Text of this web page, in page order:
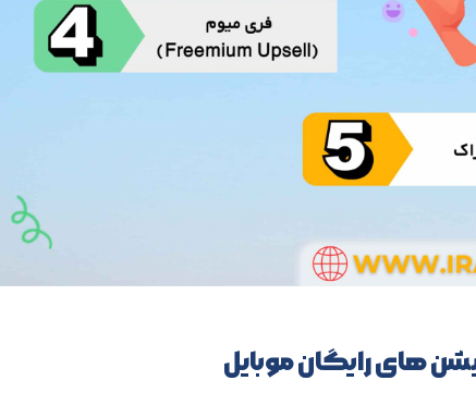
های رایگان موبایل